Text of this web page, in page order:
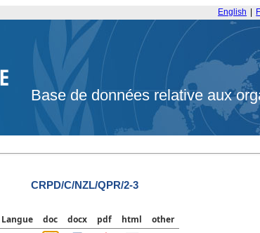
English
Base de données relative aux
CRPD/C/NZL/QPR/2-3
Langue doc docx pdf html
other